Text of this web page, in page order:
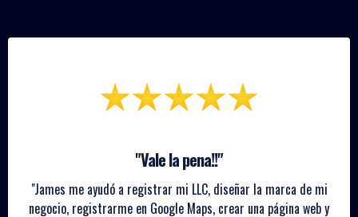
"Vale la pena!!"
"James me ayudó a registrar mi LLC, diseñar la marca de mi
negocio, registrarme en Google Maps, crear una página web y